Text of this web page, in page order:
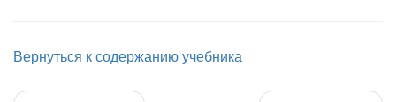
Вернуться к содержанию учебника